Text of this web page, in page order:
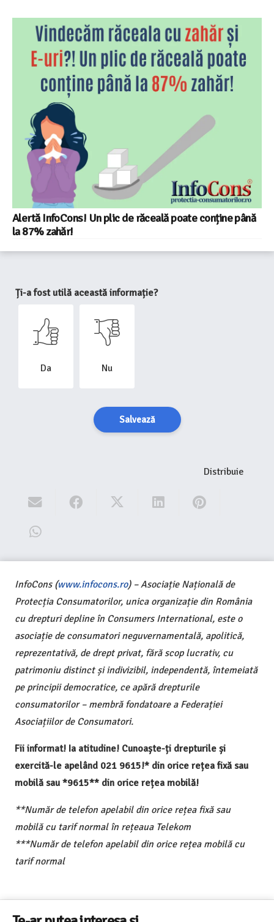
Alertă InfoCons! Un plic de răceală poate conține până
la 87% zahăr!​
Ți-a fost utilă această informație?
Da Nu
Salvează
Distribuie
InfoCons (www.infocons.ro) – Asociație Națională de
Protecția Consumatorilor, unica organizație din România
cu drepturi depline în Consumers International, este o
asociație de consumatori neguvernamentală, apolitică,
reprezentativă, de drept privat, fără scop lucrativ, cu
patrimoniu distinct și indivizibil, independentă, întemeiată
pe principii democratice, ce apără drepturile
consumatorilor – membră fondatoare a Federației
Asociațiilor de Consumatori.
Fii informat! Ia atitudine! Cunoaște-ți drepturile și
exercită-le apelând 021 9615!* din orice rețea fixă sau
mobilă sau *9615** din orice rețea mobilă!
**Număr de telefon apelabil din orice rețea fixă sau
mobilă cu tarif normal în rețeaua Telekom
***Număr de telefon apelabil din orice rețea mobilă cu
tarif normal